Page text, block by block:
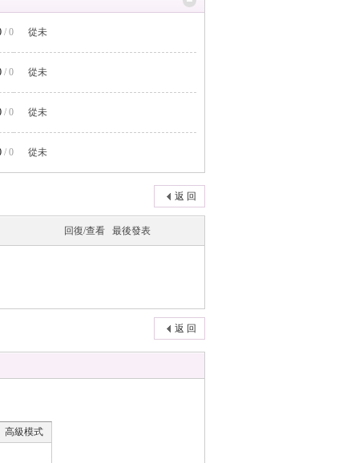
/ 0 從未
/ 0 從未
/ 0 從未
/ 0 從未
返 回
回復/查看 最後發表
返 回
高級模式